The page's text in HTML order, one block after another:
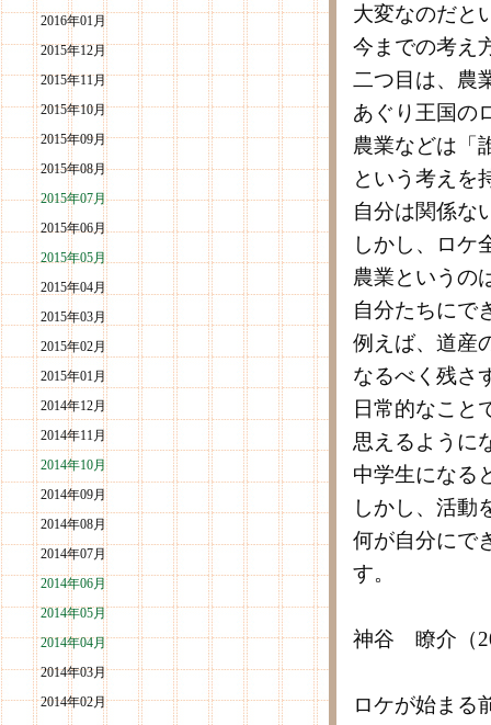
2016年01月
2015年12月
2015年11月
2015年10月
2015年09月
2015年08月
2015年07月
2015年06月
2015年05月
2015年04月
2015年03月
2015年02月
2015年01月
2014年12月
2014年11月
2014年10月
2014年09月
2014年08月
2014年07月
2014年06月
2014年05月
2014年04月
2014年03月
2014年02月
大変なのだと
今までの考え
二つ目は、農
あぐり王国の
農業などは「
という考えを
自分は関係な
しかし、ロケ
農業というの
自分たちにで
例えば、道産
なるべく残さ
日常的なこと
思えるように
中学生になる
しかし、活動
何が自分にで
す。
神谷 瞭介（
ロケが始まる